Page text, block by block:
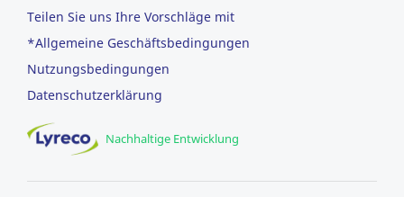
Teilen Sie uns Ihre Vorschläge mit
*Allgemeine Geschäftsbedingungen
Nutzungsbedingungen
Datenschutzerklärung
Nachhaltige Entwicklung